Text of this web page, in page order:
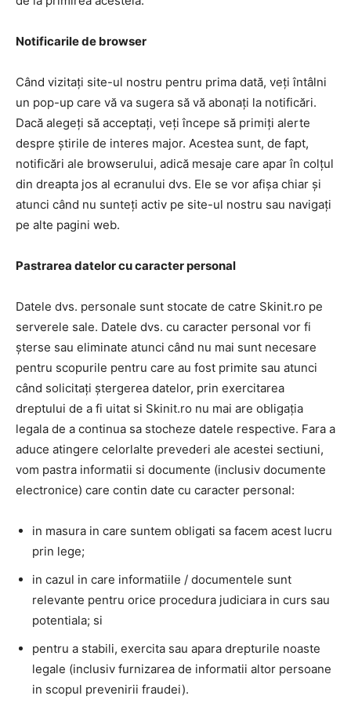
Notificarile de browser
Când vizitați site-ul nostru pentru prima dată, veți întâlni
un pop-up care vă va sugera să vă abonați la notificări.
Dacă alegeți să acceptați, veți începe să primiți alerte
despre știrile de interes major. Acestea sunt, de fapt,
notificări ale browserului, adică mesaje care apar în colțul
din dreapta jos al ecranului dvs. Ele se vor afișa chiar și
atunci când nu sunteți activ pe site-ul nostru sau navigați
pe alte pagini web.
Pastrarea datelor cu caracter personal
Datele dvs. personale sunt stocate de catre Skinit.ro pe
serverele sale. Datele dvs. cu caracter personal vor fi
șterse sau eliminate atunci când nu mai sunt necesare
pentru scopurile pentru care au fost primite sau atunci
când solicitați ștergerea datelor, prin exercitarea
dreptului de a fi uitat si Skinit.ro nu mai are obligația
legala de a continua sa stocheze datele respective. Fara a
aduce atingere celorlalte prevederi ale acestei sectiuni,
vom pastra informatii si documente (inclusiv documente
electronice) care contin date cu caracter personal:
in masura in care suntem obligati sa facem acest lucru
prin lege;
in cazul in care informatiile / documentele sunt
relevante pentru orice procedura judiciara in curs sau
potentiala; si
pentru a stabili, exercita sau apara drepturile noaste
legale (inclusiv furnizarea de informatii altor persoane
in scopul prevenirii fraudei).